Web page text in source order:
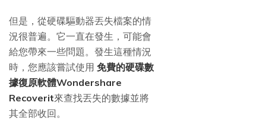
但是，從硬碟驅動器丟失檔案的情
況很普遍。它一直在發生，可能會
給您帶來一些問題。發生這種情況
時，您應該嘗試使用 免費的硬碟數
據復原軟體Wondershare
Recoverit來查找丟失的數據並將
其全部收回。